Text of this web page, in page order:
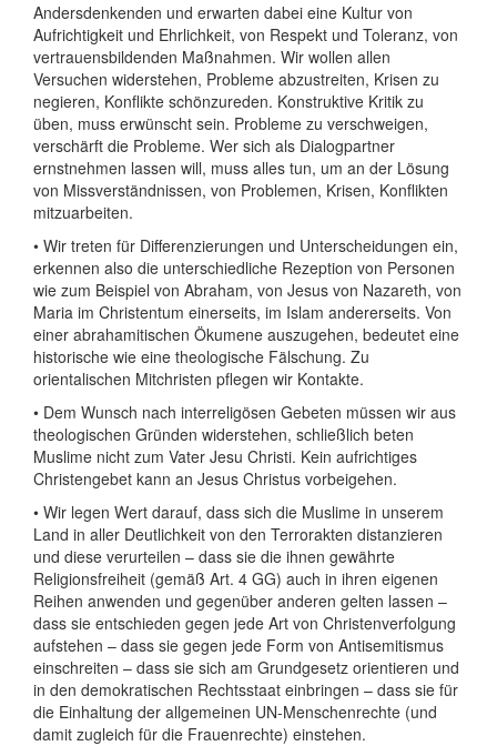
Andersdenkenden und erwarten dabei eine Kultur von
Aufrichtigkeit und Ehrlichkeit, von Respekt und Toleranz, von
vertrauensbildenden Maßnahmen. Wir wollen allen
Versuchen widerstehen, Probleme abzustreiten, Krisen zu
negieren, Konflikte schönzureden. Konstruktive Kritik zu
üben, muss erwünscht sein. Probleme zu verschweigen,
verschärft die Probleme. Wer sich als Dialogpartner
ernstnehmen lassen will, muss alles tun, um an der Lösung
von Missverständnissen, von Problemen, Krisen, Konflikten
mitzuarbeiten.
• Wir treten für Differenzierungen und Unterscheidungen ein,
erkennen also die unterschiedliche Rezeption von Personen
wie zum Beispiel von Abraham, von Jesus von Nazareth, von
Maria im Christentum einerseits, im Islam andererseits. Von
einer abrahamitischen Ökumene auszugehen, bedeutet eine
historische wie eine theologische Fälschung. Zu
orientalischen Mitchristen pflegen wir Kontakte.
• Dem Wunsch nach interreligösen Gebeten müssen wir aus
theologischen Gründen widerstehen, schließlich beten
Muslime nicht zum Vater Jesu Christi. Kein aufrichtiges
Christengebet kann an Jesus Christus vorbeigehen.
• Wir legen Wert darauf, dass sich die Muslime in unserem
Land in aller Deutlichkeit von den Terrorakten distanzieren
und diese verurteilen – dass sie die ihnen gewährte
Religionsfreiheit (gemäß Art. 4 GG) auch in ihren eigenen
Reihen anwenden und gegenüber anderen gelten lassen –
dass sie entschieden gegen jede Art von Christenverfolgung
aufstehen – dass sie gegen jede Form von Antisemitismus
einschreiten – dass sie sich am Grundgesetz orientieren und
in den demokratischen Rechtsstaat einbringen – dass sie für
die Einhaltung der allgemeinen UN-Menschenrechte (und
damit zugleich für die Frauenrechte) einstehen.